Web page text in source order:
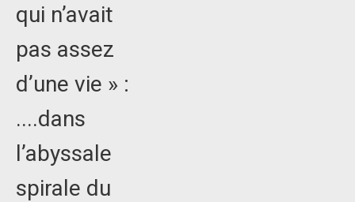
qui n’avait
pas assez
d’une vie » :
....dans
l’abyssale
spirale du